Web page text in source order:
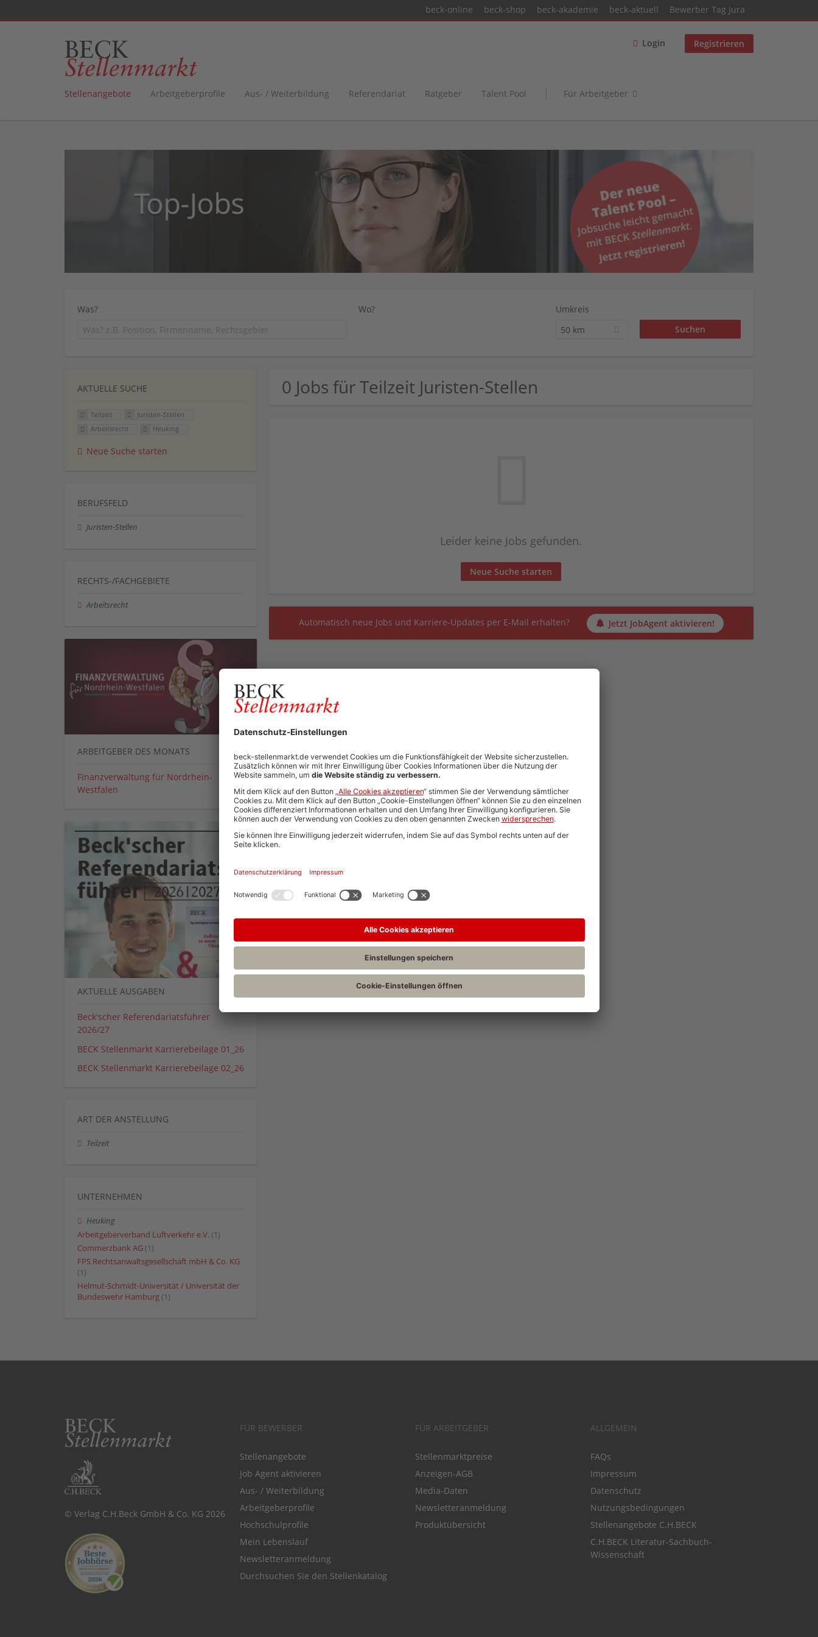
beck-online beck-shop beck-akademie beck-aktuell Bewerber Tag Jura
Login Registrieren
Stellenangebote Arbeitgeberprofile Aus- / Weiterbildung Referendariat Ratgeber Talent Pool Für Arbeitgeber
Was? Wo?
Umkreis
50 km
0 Jobs für Teilzeit Juristen-Stellen
Leider keine Jobs gefunden.
Neue Suche starten
Automatisch neue Jobs und Karriere-Updates per E-Mail erhalten? Jetzt JobAgent aktivieren!
AKTUELLE SUCHE
Teilzeit
Juristen-Stellen
Arbeitsrecht
Heuking
Neue Suche starten
BERUFSFELD
Juristen-Stellen
RECHTS-/FACHGEBIETE
Arbeitsrecht
ARBEITGEBER DES MONATS
Finanzverwaltung für Nordrhein-
Westfalen
AKTUELLE AUSGABEN
Beck'scher Referendariatsführer
2026/27
BECK Stellenmarkt Karrierebeilage 01_26
BECK Stellenmarkt Karrierebeilage 02_26
ART DER ANSTELLUNG
Teilzeit
UNTERNEHMEN
Heuking
Arbeitgeberverband Luftverkehr e.V. (1)
Commerzbank AG (1)
FPS Rechtsanwaltsgesellschaft mbH & Co. KG
(1)
Helmut-Schmidt-Universität / Universität der
Bundeswehr Hamburg (1)
© Verlag C.H.Beck GmbH & Co. KG 2026
FÜR BEWERBER
Stellenangebote
Job Agent aktivieren
Aus- / Weiterbildung
Arbeitgeberprofile
Hochschulprofile
Mein Lebenslauf
Newsletteranmeldung
Durchsuchen Sie den Stellenkatalog
FÜR ARBEITGEBER
Stellenmarktpreise
Anzeigen-AGB
Media-Daten
Newsletteranmeldung
Produktübersicht
ALLGEMEIN
FAQs
Impressum
Datenschutz
Nutzungsbedingungen
Stellenangebote C.H.BECK
C.H.BECK Literatur-Sachbuch-
Wissenschaft